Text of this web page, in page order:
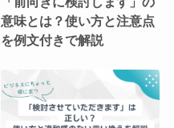
意味とは？使い方と注意点
を例文付きで解説